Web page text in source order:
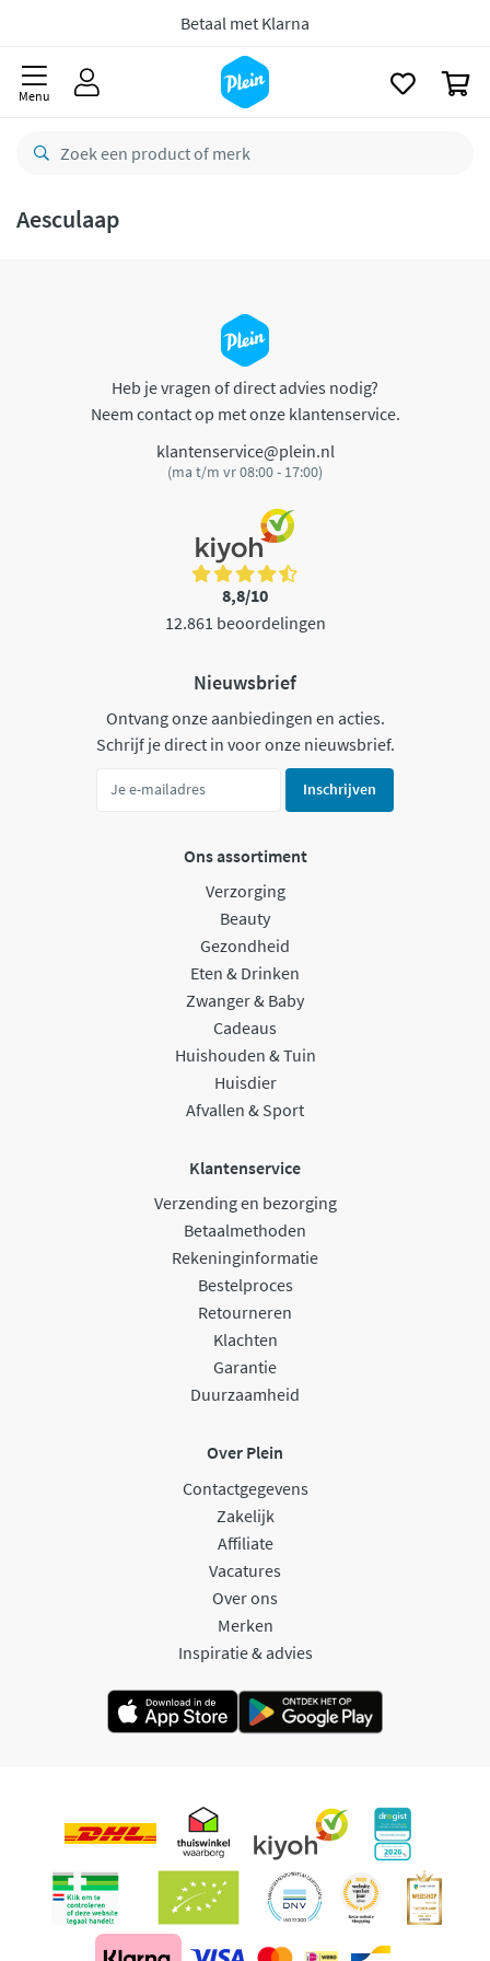
Betaal met Klarna
Menu
Aesculaap
Heb je vragen of direct advies nodig?
Neem contact op met onze klantenservice.
klantenservice@plein.nl
(ma t/m vr 08:00 - 17:00)
8,8/10
12.861 beoordelingen
Nieuwsbrief
Ontvang onze aanbiedingen en acties.
Schrijf je direct in voor onze nieuwsbrief.
Inschrijven
Ons assortiment
Verzorging
Beauty
Gezondheid
Eten & Drinken
Zwanger & Baby
Cadeaus
Huishouden & Tuin
Huisdier
Afvallen & Sport
Klantenservice
Verzending en bezorging
Betaalmethoden
Rekeninginformatie
Bestelproces
Retourneren
Klachten
Garantie
Duurzaamheid
Over Plein
Contactgegevens
Zakelijk
Affiliate
Vacatures
Over ons
Merken
Inspiratie & advies